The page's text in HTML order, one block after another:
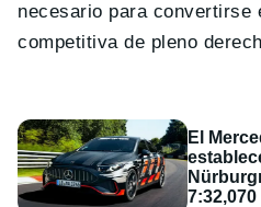
necesario para convertirse
competitiva de pleno
El